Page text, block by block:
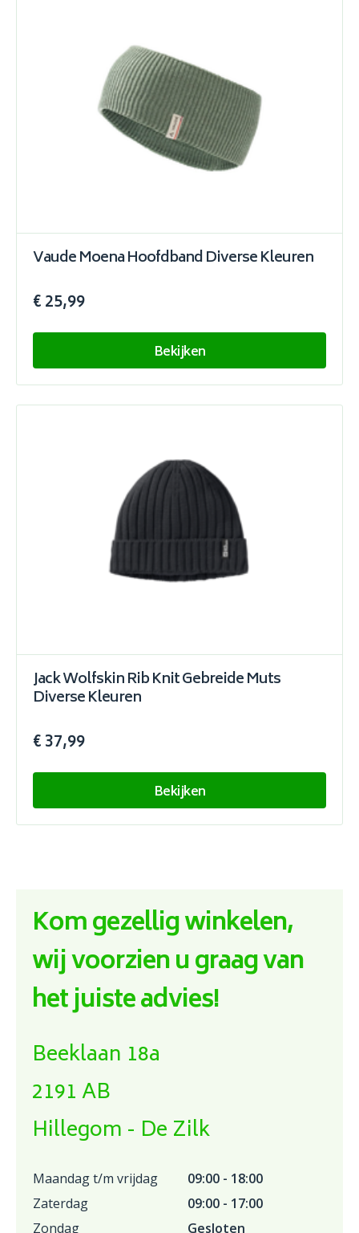
Vaude Moena Hoofdband Diverse Kleuren
€ 25,99
Bekijken
Jack Wolfskin Rib Knit Gebreide Muts
Diverse Kleuren
€ 37,99
Bekijken
Kom gezellig winkelen,
wij voorzien u graag van
het juiste advies!
Beeklaan 18a
2191 AB
Hillegom - De Zilk
Maandag t/m vrijdag
09:00 - 18:00
Zaterdag
09:00 - 17:00
Zondag
Gesloten